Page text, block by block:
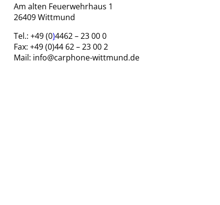
Am alten Feuerwehrhaus 1
26409 Wittmund
Tel.: +49 (0)4462 – 23 00 0
Fax: +49 (0)44 62 – 23 00 2
Mail: info@carphone-wittmund.de